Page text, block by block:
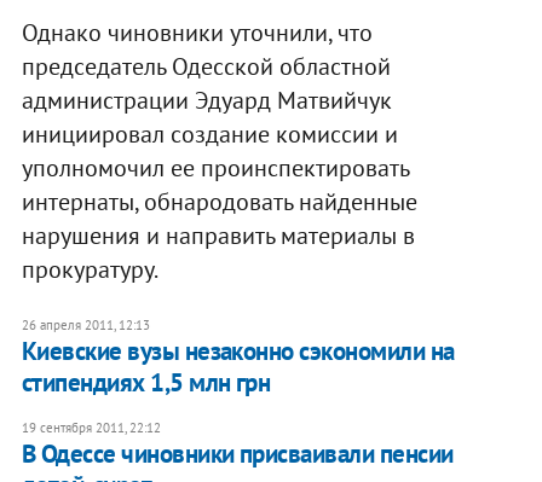
Однако чиновники уточнили, что
председатель Одесской областной
администрации Эдуард Матвийчук
инициировал создание комиссии и
уполномочил ее проинспектировать
интернаты, обнародовать найденные
нарушения и направить материалы в
прокуратуру.
26 апреля 2011, 12:13
Киевские вузы незаконно сэкономили на
стипендиях 1,5 млн грн
19 сентября 2011, 22:12
В Одессе чиновники присваивали пенсии